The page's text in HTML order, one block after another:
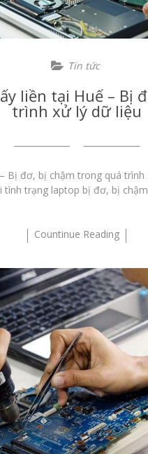
Tin tức
liền tại Huế – Bị
trình xử lý dữ liệu
Bị đơ, bị chậm trong quá
tình trạng laptop bị đơ, bị
Countinue Reading